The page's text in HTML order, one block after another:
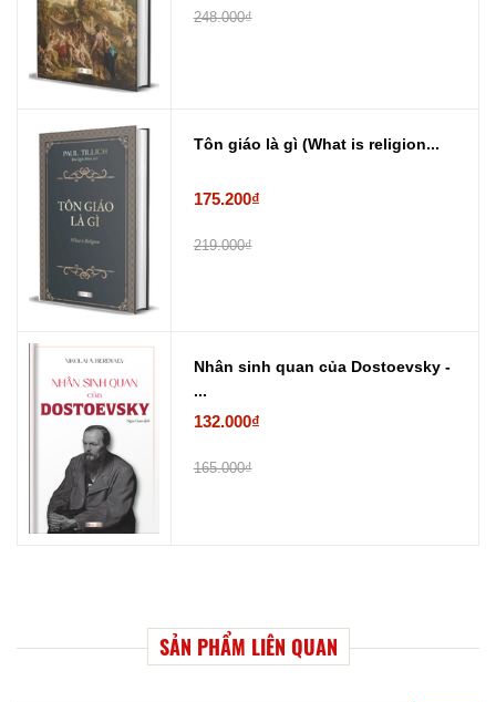
248.000₫
Tôn giáo là gì (What is religion...
175.200₫
219.000₫
Nhân sinh quan của Dostoevsky -
...
132.000₫
165.000₫
SẢN PHẨM LIÊN QUAN